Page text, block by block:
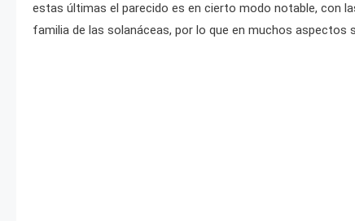
estas últimas el parecido es en cierto modo notable, con
familia de las solanáceas, por lo que en muchos aspectos